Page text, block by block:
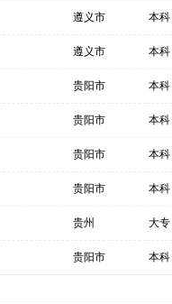
遵义市 本科
遵义市 本科
贵阳市 本科
贵阳市 本科
贵阳市 本科
贵阳市 本科
贵州 大专
贵阳市 本科